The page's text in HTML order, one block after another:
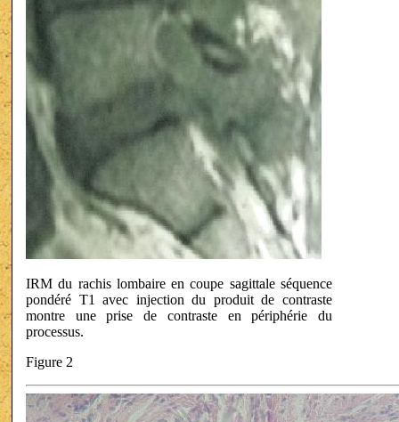
IRM du rachis lombaire en coupe sagittale séquence
pondéré T1 avec injection du produit de contraste
montre une prise de contraste en périphérie du
processus.
Figure 2